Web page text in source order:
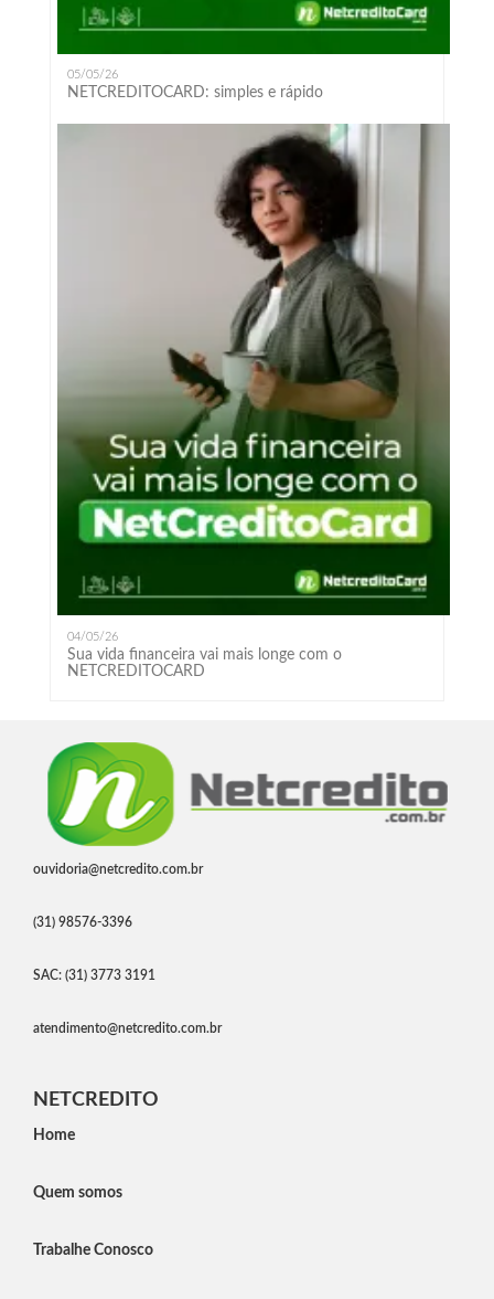
05/05/26
NETCREDITOCARD: simples e rápido
04/05/26
Sua vida financeira vai mais longe com o
NETCREDITOCARD
ouvidoria@netcredito.com.br
(31) 98576-3396
SAC: (31) 3773 3191
atendimento@netcredito.com.br
NETCREDITO
Home
Quem somos
Trabalhe Conosco